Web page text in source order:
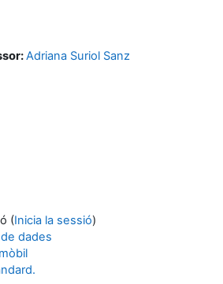
Adriana Suriol Sanz
(Inicia la sessió)
dades